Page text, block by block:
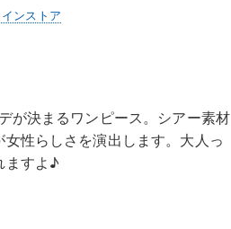
ンストア
が決まるワンピース。シアー素材
性らしさを演出します。大人っ
ますよ♪